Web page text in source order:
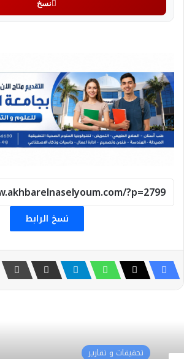
نسخ
نسخ الرابط
تحقيقات و تقارير